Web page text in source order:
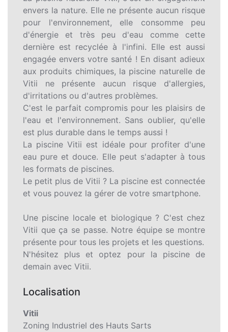
envers la nature. Elle ne présente aucun risque
pour l'environnement, elle consomme peu
d'énergie et très peu d'eau comme cette
dernière est recyclée à l'infini. Elle est aussi
engagée envers votre santé ! En disant adieux
aux produits chimiques, la piscine naturelle de
Vitii ne présente aucun risque d'allergies,
d'irritations ou d'autres problèmes.
C'est le parfait compromis pour les plaisirs de
l'eau et l'environnement. Sans oublier, qu'elle
est plus durable dans le temps aussi !
La piscine Vitii est idéale pour profiter d'une
eau pure et douce. Elle peut s'adapter à tous
les formats de piscines.
Le petit plus de Vitii ? La piscine est connectée
et vous pouvez la gérer de votre smartphone.
Une piscine locale et biologique ? C'est chez
Vitii que ça se passe. Notre équipe se montre
présente pour tous les projets et les questions.
N'hésitez plus et optez pour la piscine de
demain avec Vitii.
Localisation
Vitii
Zoning Industriel des Hauts Sarts